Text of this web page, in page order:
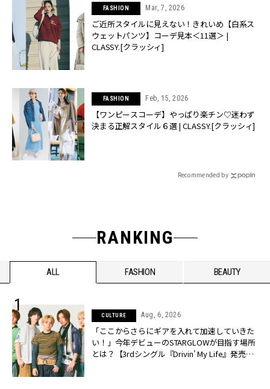
FASHION Mar, 7, 2026
ご近所スタイルに見えない！きれいめ【白系ス
ウェットパンツ】コーデ見本＜11選＞ |
CLASSY.[クラッシィ]
FASHION Feb, 15, 2026
【ワンピースコーデ】やっぱり楽チン♡迷わず
決まる正解スタイル６選 | CLASSY.[クラッシィ]
Recommended by
RANKING
ALL FASHION BEAUTY
CULTURE Aug, 6, 2026
「ここからさらにギアを入れて加速していきた
い！」今年デビューのSTARGLOWが目指す場所
とは？【3rdシングル『Drivin' My Life』発売】 |